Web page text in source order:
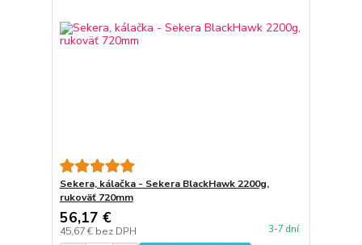
Sekera, kálačka - Sekera BlackHawk 2200g,
rukoväť 720mm
56,17 €
45,67 € bez DPH 3-7 dní